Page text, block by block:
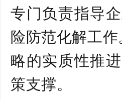
专门负责指导
险防范化解工
略的实质性推
策支撑。